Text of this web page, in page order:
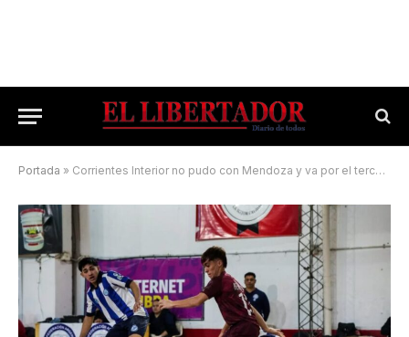
Portada » Corrientes Interior no pudo con Mendoza y va por el tercer puesto en el Argentino C20